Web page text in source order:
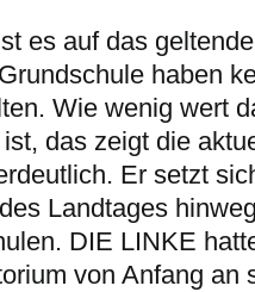
es auf das
haben
Wie wenig wert
das zeigt die
Er setzt
Landtages
DIE LINKE
von Anfang an